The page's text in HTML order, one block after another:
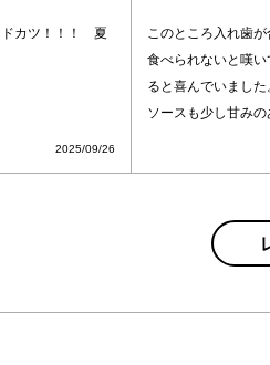
2025/09/26
カツ！！！　夏
このところ入れ歯
食べられないと嘆
ると喜んでいました
ソースも少し甘みの